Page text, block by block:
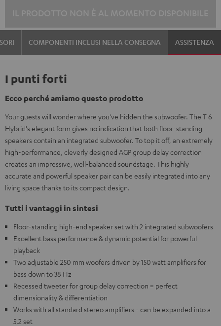
COMPONENTI INCLUSI NELLA CONSEGNA ASSISTENZA
I punti forti
Ecco perché amiamo questo prodotto
Your guests will wonder where you've hidden the subwoofer. The T 6
Hybrid's elegant form gives no indication that both floor-standing
speakers contain an integrated subwoofer. To top it off, an extremely
high-performance, cleverly designed AGP group delay correction
creates an impressive, well-balanced soundstage. This highly
accurate and powerful speaker pair can be easily integrated into any
living space thanks to its compact design.
Tutti i vantaggi in sintesi
Floor-standing high-end speaker set with 2 integrated subwoofers
Excellent bass performance & dynamic potential for powerful
playback
Two adjustable 250 mm woofers driven by 150 watt amplifiers for
bass down to 38 Hz
Recessed tweeter for group delay correction = perfect
dimensionality & differentiation
Works with all standard stereo amplifiers - can be expanded into a
5.2 set